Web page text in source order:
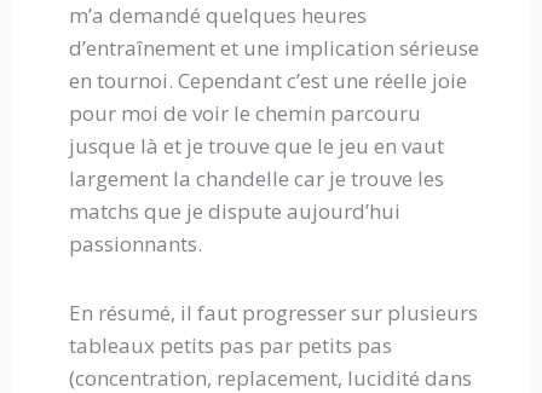
m’a demandé quelques heures
d’entraînement et une implication sérieuse
en tournoi. Cependant c’est une réelle joie
pour moi de voir le chemin parcouru
jusque là et je trouve que le jeu en vaut
largement la chandelle car je trouve les
matchs que je dispute aujourd’hui
passionnants.
En résumé, il faut progresser sur plusieurs
tableaux petits pas par petits pas
(concentration, replacement, lucidité dans